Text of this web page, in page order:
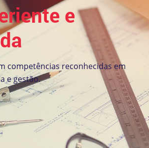
e
competências reconhecidas em
e gestão.